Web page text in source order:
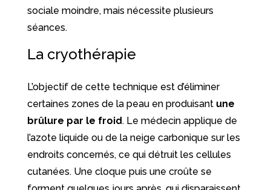
sociale moindre, mais nécessite plusieurs
séances.
La cryothérapie
L’objectif de cette technique est d’éliminer
certaines zones de la peau en produisant une
brûlure par le froid. Le médecin applique de
l’azote liquide ou de la neige carbonique sur les
endroits concernés, ce qui détruit les cellules
cutanées. Une cloque puis une croûte se